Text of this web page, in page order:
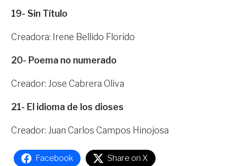
19- Sin Título
Creadora: Irene Bellido Florido
20- Poema no numerado
Creador: Jose Cabrera Oliva
21- El idioma de los dioses
Creador: Juan Carlos Campos Hinojosa
Facebook Share on X